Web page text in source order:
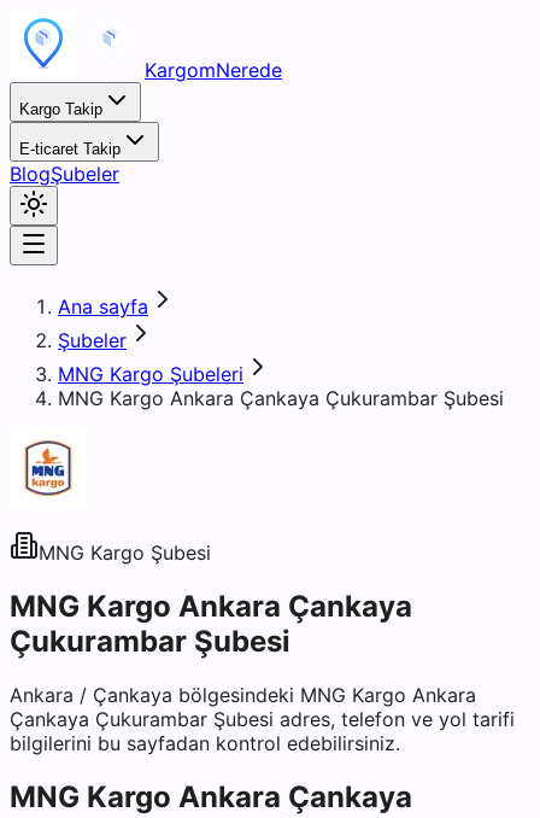
KargomNerede
Kargo Takip
E-ticaret Takip
BlogŞubeler
Ana sayfa
Şubeler
MNG Kargo Şubeleri
MNG Kargo Ankara Çankaya Çukurambar Şubesi
MNG Kargo Şubesi
MNG Kargo Ankara Çankaya
Çukurambar Şubesi
Ankara / Çankaya bölgesindeki MNG Kargo Ankara
Çankaya Çukurambar Şubesi adres, telefon ve yol tarifi
bilgilerini bu sayfadan kontrol edebilirsiniz.
MNG Kargo Ankara Çankaya